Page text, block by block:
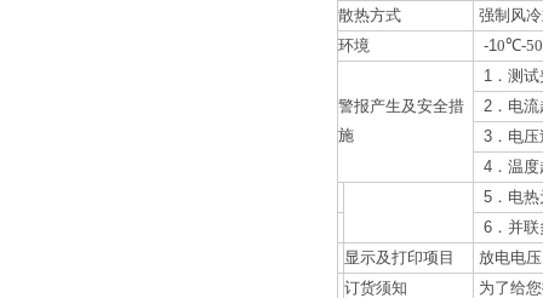
散热方式
强制风
环境
-10℃-50
警报产生及安全措
施
1 ．测
2 ．电
3 ．电
4 ．温
5 ．电
6 ．并
显示及打印项目
放电电
订货须知
为了给